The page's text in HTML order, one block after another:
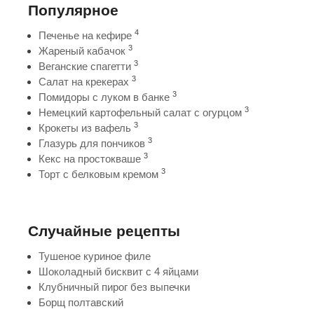
Популярное
Печенье на кефире 4
Жареный кабачок 3
Веганские спагетти 3
Салат на крекерах 3
Помидоры с луком в банке 3
Немецкий картофельный салат с огурцом 3
Крокеты из вафель 3
Глазурь для пончиков 3
Кекс на простокваше 3
Торт с белковым кремом 3
Случайные рецепты
Тушеное куриное филе
Шоколадный бисквит с 4 яйцами
Клубничный пирог без выпечки
Борщ полтавский